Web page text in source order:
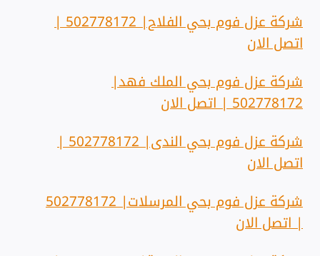
شركة عزل فوم بحي الفلاح| 502778172 |
اتصل الان
شركة عزل فوم بحي الملك فهد|
502778172 | اتصل الان
شركة عزل فوم بحي الندى| 502778172 |
اتصل الان
شركة عزل فوم بحي المرسلات| 502778172
| اتصل الان